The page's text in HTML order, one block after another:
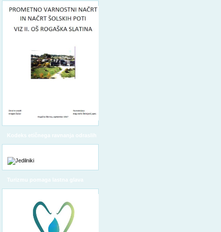
šolskih poti
Kodeks etičnega ravnanja odraslih
Turizmu pomaga lastna glava